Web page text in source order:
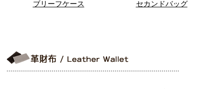
ブリーフケース セカンドバッグ